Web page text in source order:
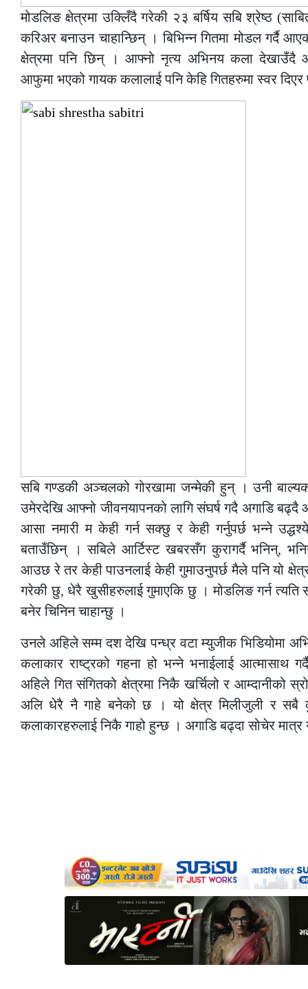
मोडलिङ क्षेत्रमा उक्लिँदै गरेकी २३ बर्षिय सबि श्रेष्ठ
करिअर बनाउन चाहान्छिन् । बिभिन्न गितमा मोडल गर्दै
क्षेत्रमा पनि छिन् । आफ्नो नृत्य अभिनय कला देखाउँदै
आफुमा भएको गायक कलालाई पनि केहि गितहरुमा स्वर
सबि गण्डकी अञ्चलको गोरखामा जन्मेकी हुन् । उनी
उमेरदेखि आफ्नो जीवनयापनको लागि संघर्ष गदै अगाडि बढ्दै
आसा नमारी म केही गर्न सक्छु र केही गर्नुपर्छ भन्ने
बताउँछिन् । सबिले आर्टिस्ट खबरसँग कुरागर्दै भनिन्,
आउछ रे तर केही पाउनलाई केही गुमाउनुपर्छ मैले पनि यो
गरेकी छु, धेरै खुसीहरुलाई गुमाएकि छु । मोडलिङ गर्न त्यति
बनेर चिनिन चाहान्छु ।
उनले अहिले सम्म दश देखि पन्ध्र वटा म्युजीक भिडियोमा
कलाकार राष्ट्रको गहना हो भन्ने भनाईलाई आत्मासाथ
अहिले गित संगितको क्षेत्रमा निकै खर्चिलो र आम्दानीको
अलि धेरै नै गाहे बनेको छ । यो क्षेत्र मिलीजुली र सबै
कलाकारहरुलाई निकै गाहो हुन्छ । अगाडि बढ्दा सोचेर मात्र